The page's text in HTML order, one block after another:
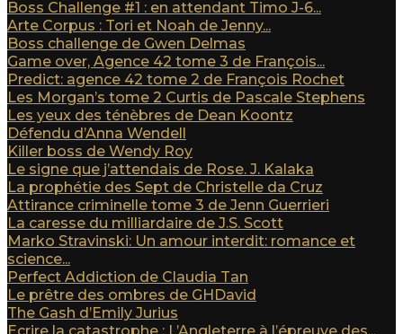
Boss Challenge #1 : en attendant Timo J-6...
Arte Corpus : Tori et Noah de Jenny...
Boss challenge de Gwen Delmas
Game over, Agence 42 tome 3 de François...
Predict: agence 42 tome 2 de François Rochet
Les Morgan’s tome 2 Curtis de Pascale Stephens
Les yeux des ténèbres de Dean Koontz
Défendu d’Anna Wendell
Killer boss de Wendy Roy
Le signe que j’attendais de Rose. J. Kalaka
La prophétie des Sept de Christelle da Cruz
Attirance criminelle tome 3 de Jenn Guerrieri
La caresse du milliardaire de J.S. Scott
Marko Stravinski: Un amour interdit: romance et
science...
Perfect Addiction de Claudia Tan
Le prêtre des ombres de GHDavid
The Gash d’Emily Jurius